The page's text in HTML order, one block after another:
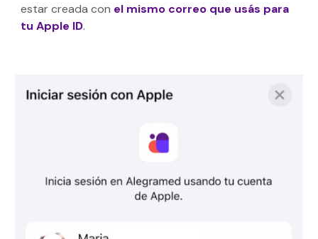
estar creada con el mismo correo que usás para
tu Apple ID.